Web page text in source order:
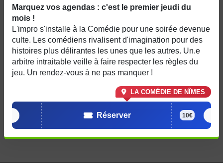
Marquez vos agendas : c'est le premier jeudi du
mois !
L'impro s'installe à la Comédie pour une soirée devenue
culte. Les comédiens rivalisent d'imagination pour des
histoires plus délirantes les unes que les autres. Un.e
arbitre intraitable veille à faire respecter les règles du
jeu. Un rendez-vous à ne pas manquer !
LA COMÉDIE DE NÎMES
Réserver 10€